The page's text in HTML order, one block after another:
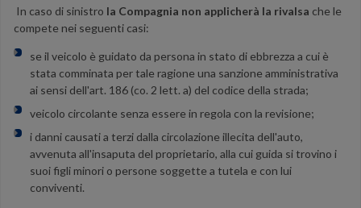
In caso di sinistro la Compagnia non applicherà la rivalsa che le
compete nei seguenti casi:
se il veicolo è guidato da persona in stato di ebbrezza a cui è
stata comminata per tale ragione una sanzione amministrativa
ai sensi dell'art. 186 (co. 2 lett. a) del codice della strada;
veicolo circolante senza essere in regola con la revisione;
i danni causati a terzi dalla circolazione illecita dell'auto,
avvenuta all'insaputa del proprietario, alla cui guida si trovino i
suoi figli minori o persone soggette a tutela e con lui
conviventi.